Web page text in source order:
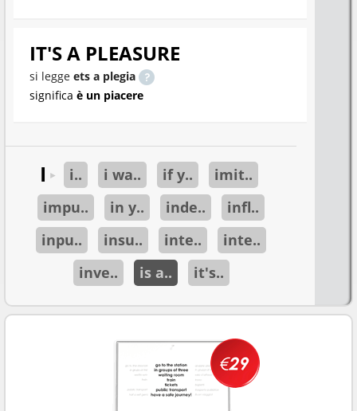
IT'S A PLEASURE
si legge ets a plegia
significa è un piacere
I ► i.. i wa.. if y..
imit..
impu..
in y.. inde..
infl..
inpu..
insu.. inte..
inte..
inve..
is a.. it's..